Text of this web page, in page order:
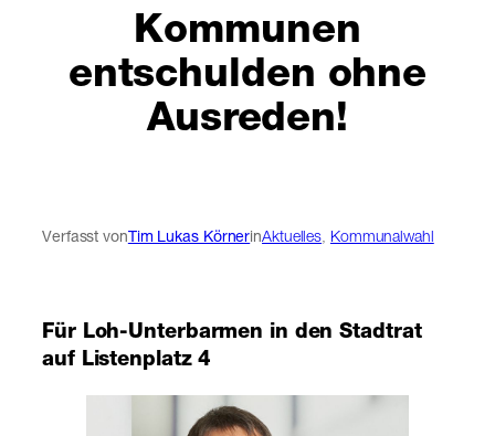
Kommunen
entschulden ohne
Ausreden!
Verfasst von Tim Lukas KörnerinAktuelles, Kommunalwahl
Für Loh-Unterbarmen in den Stadtrat
auf Listenplatz 4